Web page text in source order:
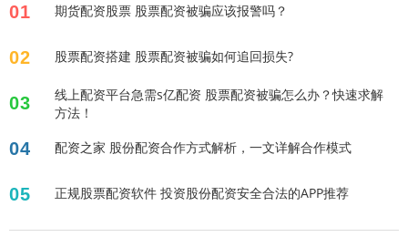
01 期货配资股票 股票配资被骗应该报警吗？
02 股票配资搭建 股票配资被骗如何追回损失?
03
线上配资平台急需s亿配资 股票配资被骗怎么办？快速求解
方法！
04 配资之家 股份配资合作方式解析，一文详解合作模式
05 正规股票配资软件 投资股份配资安全合法的APP推荐